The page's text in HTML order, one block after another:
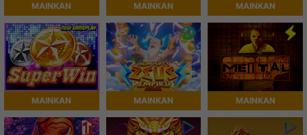
MAINKAN MAINKAN MAINKAN
MAINKAN MAINKAN MAINKAN